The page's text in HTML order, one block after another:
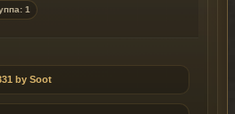
1
by Soot